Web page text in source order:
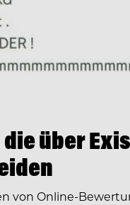
über
von Online-